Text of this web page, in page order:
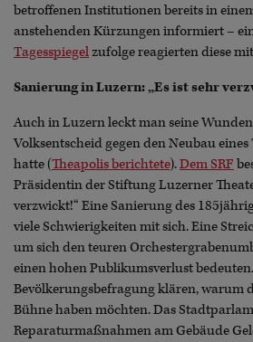
betroffenen Institutionen bereits in
anstehenden Kürzungen informiert –
Tagesspiegelzufolge reagierten diese
Sanierung in Luzern: „Es ist sehr
Auch in Luzern leckt man seine
Volksentscheid gegen den Neubau
hatte (Theapolis berichtete).Dem SRF
Präsidentin der Stiftung Luzerner
verzwickt!“ Eine Sanierung des
viele Schwierigkeiten mit sich. Eine
um sich den teuren
einen hohen Publikumsverlust
Bevölkerungsbefragung klären, warum
Bühne haben möchten. Das
Reparaturmaßnahmen am Gebäude